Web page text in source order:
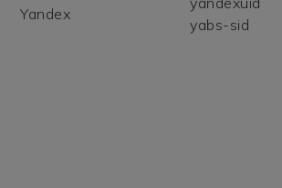
Yandex
yabs-sid